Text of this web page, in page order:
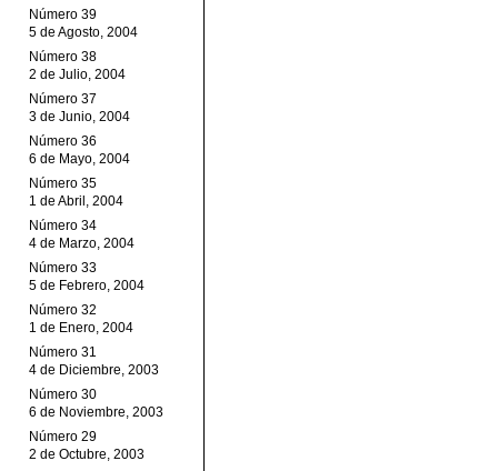
Número 39
5 de Agosto, 2004
Número 38
2 de Julio, 2004
Número 37
3 de Junio, 2004
Número 36
6 de Mayo, 2004
Número 35
1 de Abril, 2004
Número 34
4 de Marzo, 2004
Número 33
5 de Febrero, 2004
Número 32
1 de Enero, 2004
Número 31
4 de Diciembre, 2003
Número 30
6 de Noviembre, 2003
Número 29
2 de Octubre, 2003